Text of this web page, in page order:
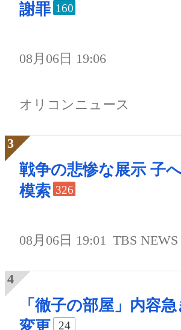
謝罪 160
08月06日 19:06
オリコンニュース
戦争の悲惨な展示 子
模索 326
08月06日 19:01 TBS
「徹子の部屋」内容急
24